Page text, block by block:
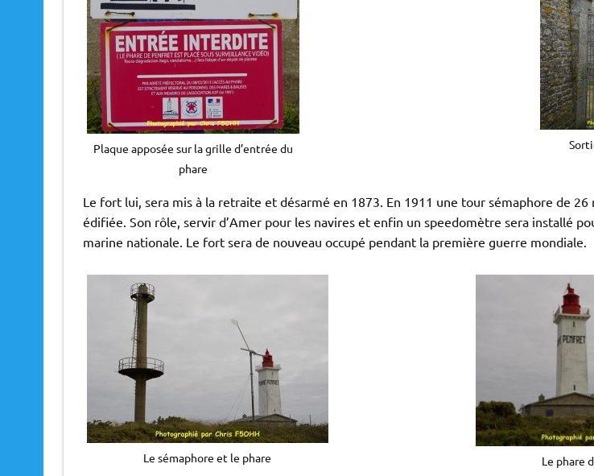
Plaque apposée sur la grille d’entrée du
phare
Le fort lui, sera mis à la retraite et désarmé en 1873. En 1911 une tour sémaphore de 26
édifiée. Son rôle, servir d’Amer pour les navires et enfin un speedomètre sera installé
marine nationale. Le fort sera de nouveau occupé pendant la première guerre mondiale.
Le phare
Le sémaphore et le phare